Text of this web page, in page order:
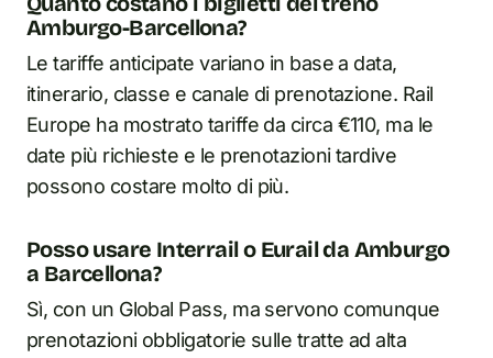
Amburgo-Barcellona?
Le tariffe anticipate variano in base a data,
itinerario, classe e canale di prenotazione. Rail
Europe ha mostrato tariffe da circa €110, ma le
date più richieste e le prenotazioni tardive
possono costare molto di più.
Posso usare Interrail o Eurail da Amburgo
a Barcellona?
Sì, con un Global Pass, ma servono comunque
prenotazioni obbligatorie sulle tratte ad alta